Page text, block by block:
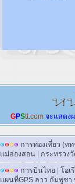
GPStt.com จะแสดง
การท่องเที่ยว (ท
แม่ฮ่องสอน | กระทรวง
การบินไทย | โอเ
แผนที่GPS ลาว กัมพูชา